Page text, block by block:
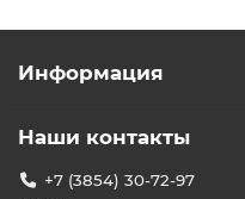
Информация
Наши контакты
+7 (3854) 30-72-97